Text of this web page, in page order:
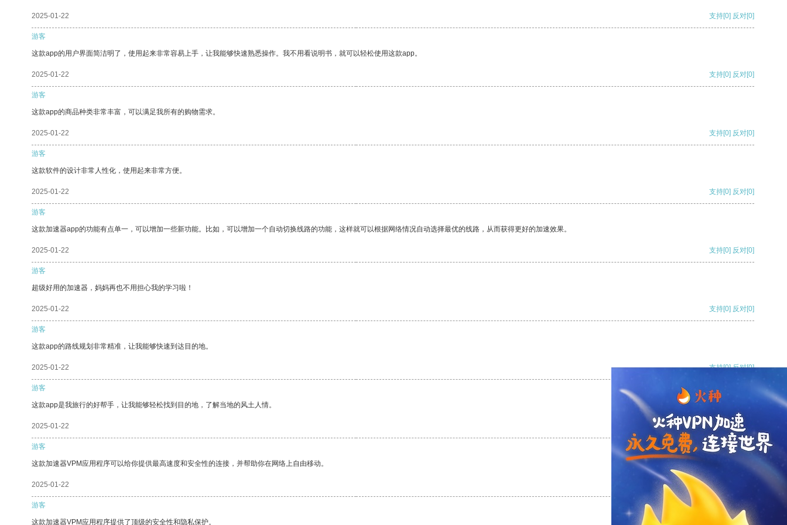
2025-01-22 支持[0] 反对[0]
游客
这款app的用户界面简洁明了，使用起来非常容易上手，让我能够快速熟悉操作。我不用看说明书，就可以轻松使用这款app。
2025-01-22 支持[0] 反对[0]
游客
这款app的商品种类非常丰富，可以满足我所有的购物需求。
2025-01-22 支持[0] 反对[0]
游客
这款软件的设计非常人性化，使用起来非常方便。
2025-01-22 支持[0] 反对[0]
游客
这款加速器app的功能有点单一，可以增加一些新功能。比如，可以增加一个自动切换线路的功能，这样就可以根据网络情况自动选择最优的线路，从而获得更好的加速效果。
2025-01-22 支持[0] 反对[0]
游客
超级好用的加速器，妈妈再也不用担心我的学习啦！
2025-01-22 支持[0] 反对[0]
游客
这款app的路线规划非常精准，让我能够快速到达目的地。
2025-01-22 支持[0] 反对[0]
游客
这款app是我旅行的好帮手，让我能够轻松找到目的地，了解当地的风土人情。
2025-01-22 支持[0] 反对
游客
这款加速器VPM应用程序可以给你提供最高速度和安全性的连接，并帮助你在网络上自由移动。
2025-01-22 支持
游客
这款加速器VPM应用程序提供了顶级的安全性和隐私保护。